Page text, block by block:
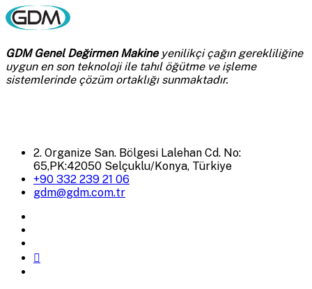
GDM Genel Değirmen Makineyenilikçi çağın gerekliliğine
uygun en son teknoloji ile tahıl öğütme ve işleme
sistemlerinde çözüm ortaklığı sunmaktadır.
2. Organize San. Bölgesi Lalehan Cd. No:
65,PK:42050 Selçuklu/Konya, Türkiye
+90 332 239 21 06
gdm@gdm.com.tr